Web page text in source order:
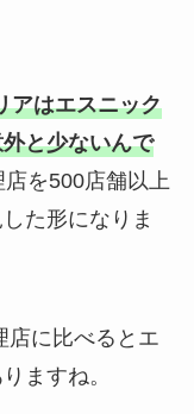
アはエスニック
と少ないんで
を500店舗以上
た形になりま
店に比べるとエ
ますね。